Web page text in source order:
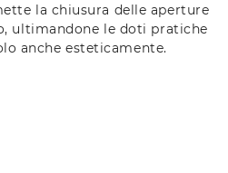
la chiusura delle aperture
ultimandone le doti pratiche
anche esteticamente.